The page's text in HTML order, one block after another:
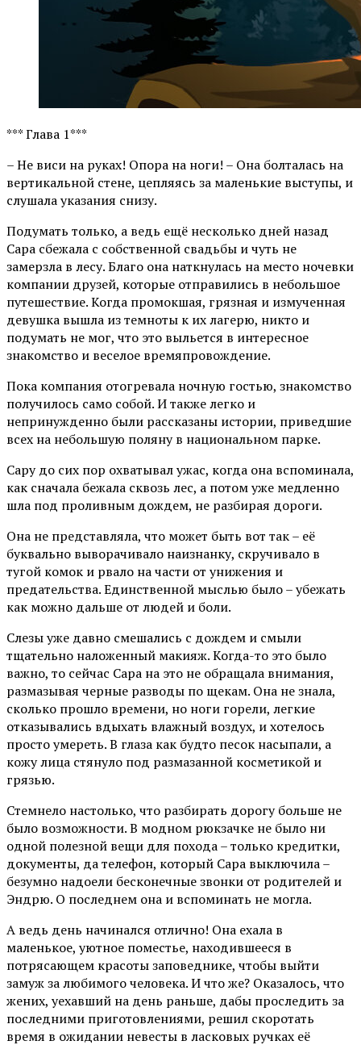
*** Глава 1***
– Не виси на руках! Опора на ноги! – Она болталась на
вертикальной стене, цепляясь за маленькие выступы, и
слушала указания снизу.
Подумать только, а ведь ещё несколько дней назад
Сара сбежала с собственной свадьбы и чуть не
замерзла в лесу. Благо она наткнулась на место ночевки
компании друзей, которые отправились в небольшое
путешествие. Когда промокшая, грязная и измученная
девушка вышла из темноты к их лагерю, никто и
подумать не мог, что это выльется в интересное
знакомство и веселое времяпровождение.
Пока компания отогревала ночную гостью, знакомство
получилось само собой. И также легко и
непринужденно были рассказаны истории, приведшие
всех на небольшую поляну в национальном парке.
Сару до сих пор охватывал ужас, когда она вспоминала,
как сначала бежала сквозь лес, а потом уже медленно
шла под проливным дождем, не разбирая дороги.
Она не представляла, что может быть вот так – её
буквально выворачивало наизнанку, скручивало в
тугой комок и рвало на части от унижения и
предательства. Единственной мыслью было – убежать
как можно дальше от людей и боли.
Слезы уже давно смешались с дождем и смыли
тщательно наложенный макияж. Когда-то это было
важно, то сейчас Сара на это не обращала внимания,
размазывая черные разводы по щекам. Она не знала,
сколько прошло времени, но ноги горели, легкие
отказывались вдыхать влажный воздух, и хотелось
просто умереть. В глаза как будто песок насыпали, а
кожу лица стянуло под размазанной косметикой и
грязью.
Стемнело настолько, что разбирать дорогу больше не
было возможности. В модном рюкзачке не было ни
одной полезной вещи для похода – только кредитки,
документы, да телефон, который Сара выключила –
безумно надоели бесконечные звонки от родителей и
Эндрю. О последнем она и вспоминать не могла.
А ведь день начинался отлично! Она ехала в
маленькое, уютное поместье, находившееся в
потрясающем красоты заповеднике, чтобы выйти
замуж за любимого человека. И что же? Оказалось, что
жених, уехавший на день раньше, дабы проследить за
последними приготовлениями, решил скоротать
время в ожидании невесты в ласковых ручках её